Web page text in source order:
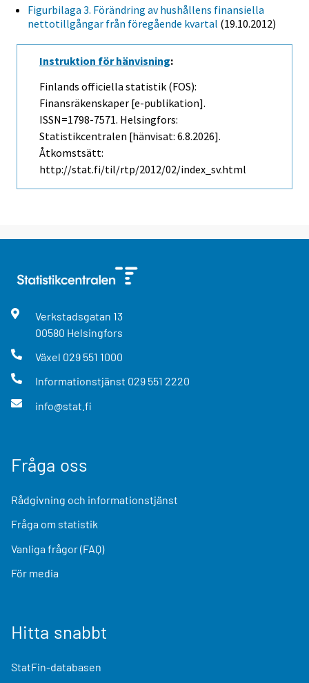
Figurbilaga 3. Förändring av hushållens finansiella
nettotillgångar från föregående kvartal (19.10.2012)
Instruktion för hänvisning:
Finlands officiella statistik (FOS):
Finansräkenskaper [e-publikation].
ISSN=1798-7571. Helsingfors:
Statistikcentralen [hänvisat: 6.8.2026].
Åtkomstsätt:
http://stat.fi/til/rtp/2012/02/index_sv.html
Verkstadsgatan 13
00580 Helsingfors
Växel 029 551 1000
Informationstjänst 029 551 2220
info@stat.fi
Fråga oss
Rådgivning och informationstjänst
Fråga om statistik
Vanliga frågor (FAQ)
För media
Hitta snabbt
StatFin-databasen